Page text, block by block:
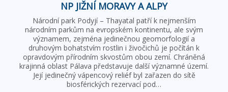
NP JIŽNÍ MORAVY A ALPY
Národní park Podyjí – Thayatal patří k nejmenším
národním parkům na evropském kontinentu, ale svým
významem, zejména jedinečnou geomorfologií a
druhovým bohatstvím rostlin i živočichů je počítán k
opravdovým přírodním skvostům obou zemí. Chráněná
krajinná oblast Pálava představuje další významné území.
Její jedinečný vápencový reliéf byl zařazen do sítě
biosférických rezervací pod…